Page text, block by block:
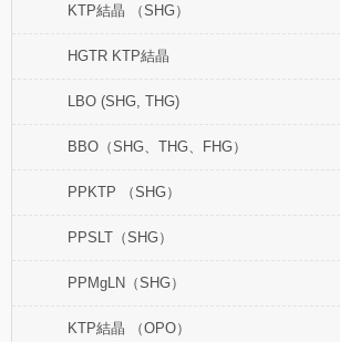
KTP結晶 （SHG）
HGTR KTP結晶
LBO (SHG, THG)
BBO（SHG、THG、FHG）
PPKTP （SHG）
PPSLT（SHG）
PPMgLN（SHG）
KTP結晶 （OPO）